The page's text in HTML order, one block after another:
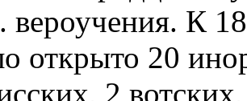
вероучения. К
открыто 20
2